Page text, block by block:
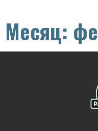
Месяц: